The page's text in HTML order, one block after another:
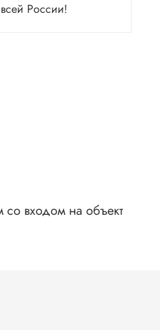
России!
со входом на объект